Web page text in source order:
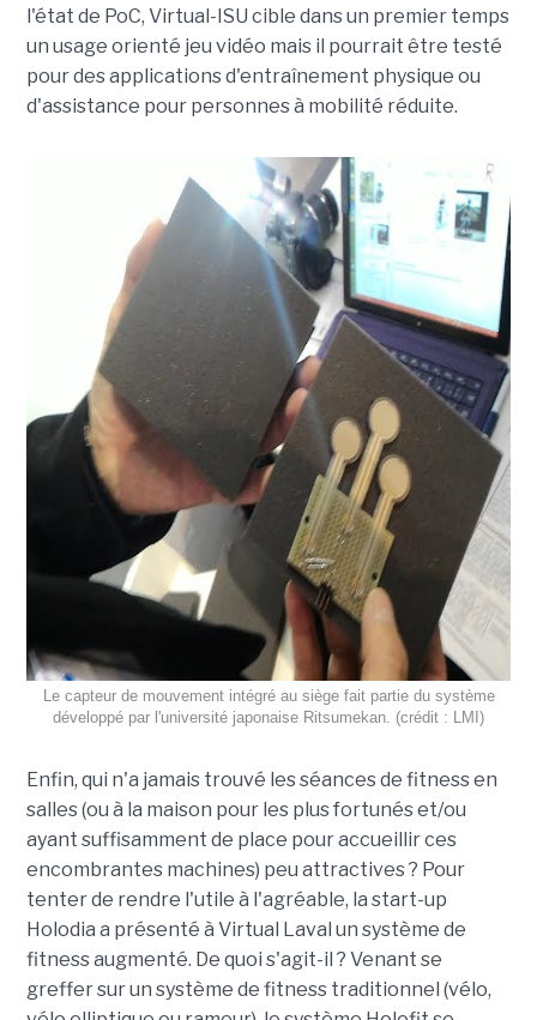
l'état de PoC, Virtual-ISU cible dans un premier temps
un usage orienté jeu vidéo mais il pourrait être testé
pour des applications d'entraînement physique ou
d'assistance pour personnes à mobilité réduite.
Le capteur de mouvement intégré au siège fait partie du système
développé par l'université japonaise Ritsumekan. (crédit : LMI)
Enfin, qui n'a jamais trouvé les séances de fitness en
salles (ou à la maison pour les plus fortunés et/ou
ayant suffisamment de place pour accueillir ces
encombrantes machines) peu attractives ? Pour
tenter de rendre l'utile à l'agréable, la start-up
Holodia a présenté à Virtual Laval un système de
fitness augmenté. De quoi s'agit-il ? Venant se
greffer sur un système de fitness traditionnel (vélo,